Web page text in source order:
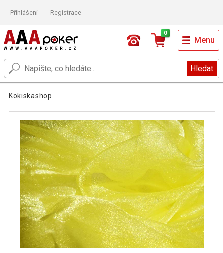
Přihlášení Registrace
Hledat
0
Menu
Kokiskashop